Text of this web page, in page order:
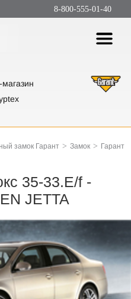
8-800-555-01-40
замок Гарант > Замок > Гарант
35-33.E/f -
JETTA